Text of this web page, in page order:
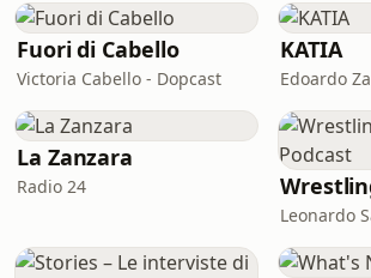
complesse che hanno però,
recentemente, trovato una loro
risposta.
Fuori di Cabello
Victoria Cabello - Dopcast
KATIA
La Zanzara
Radio 24